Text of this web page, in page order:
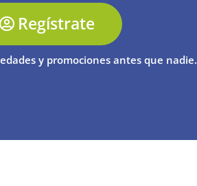
Regístrate
y promociones antes que nadie.